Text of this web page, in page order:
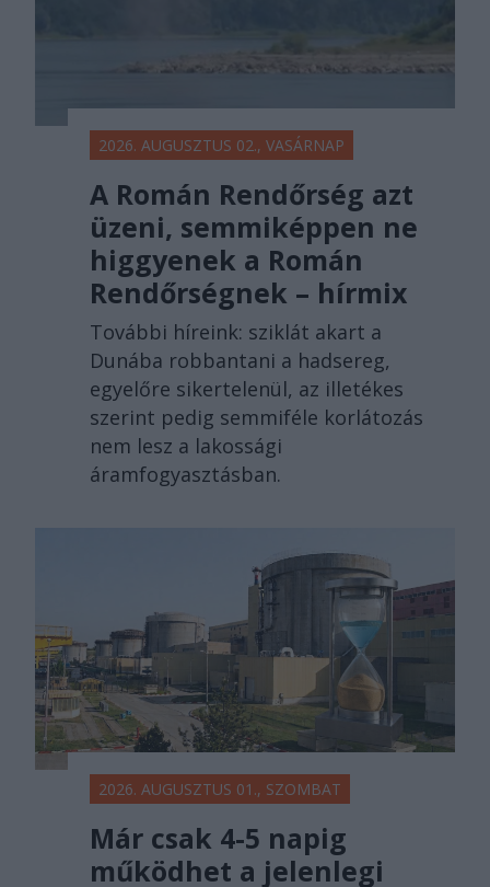
2026. AUGUSZTUS 02., VASÁRNAP
A Román Rendőrség azt
üzeni, semmiképpen ne
higgyenek a Román
Rendőrségnek – hírmix
További híreink: sziklát akart a
Dunába robbantani a hadsereg,
egyelőre sikertelenül, az illetékes
szerint pedig semmiféle korlátozás
nem lesz a lakossági
áramfogyasztásban.
2026. AUGUSZTUS 01., SZOMBAT
Már csak 4-5 napig
működhet a jelenlegi